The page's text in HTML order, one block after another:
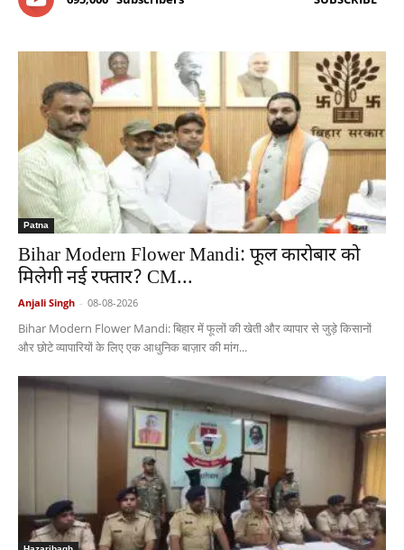
Patna
Bihar Modern Flower Mandi: फूल कारोबार को
मिलेगी नई रफ्तार? CM...
Anjali Singh - 08-08-2026
Bihar Modern Flower Mandi: बिहार में फूलों की खेती और व्यापार से जुड़े किसानों
और छोटे व्यापारियों के लिए एक आधुनिक बाज़ार की मांग...